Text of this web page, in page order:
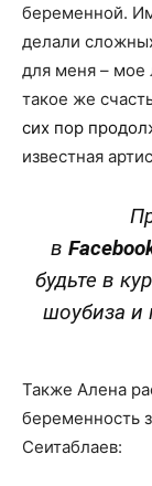
беременной.
делали
для меня – мое
такое же
сих пор
известная
в
будьте в
шоубиза и
Также Алена
беременность
Сеитаблаев: